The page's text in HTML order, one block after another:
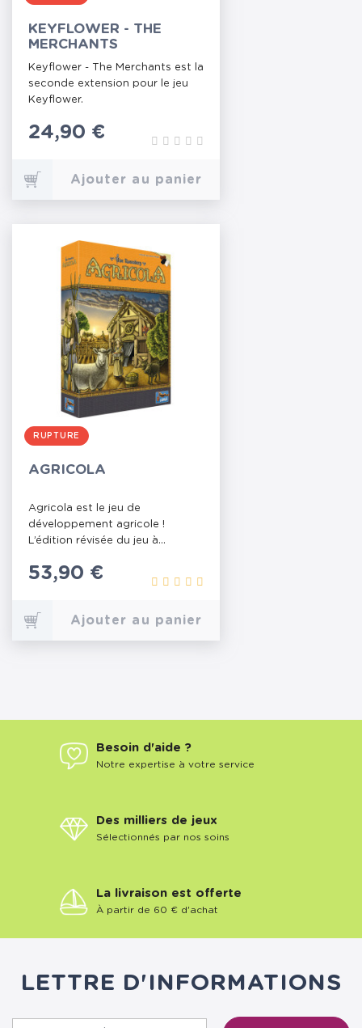
KEYFLOWER - THE
MERCHANTS
Keyflower - The Merchants est la
seconde extension pour le jeu
Keyflower.
Prix
24,90 €
Ajouter au panier
RUPTURE
AGRICOLA
Agricola est le jeu de
développement agricole !
L’édition révisée du jeu à...
Prix
53,90 €
Ajouter au panier
Besoin d'aide ?
Notre expertise à votre service
Des milliers de jeux
Sélectionnés par nos soins
La livraison est offerte
À partir de 60 € d'achat
LETTRE D'INFORMATIONS